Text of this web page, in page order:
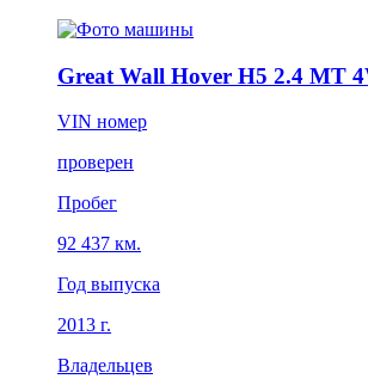
Great Wall Hover H5 2.4 MT
VIN номер
проверен
Пробег
92 437 км.
Год выпуска
2013 г.
Владельцев